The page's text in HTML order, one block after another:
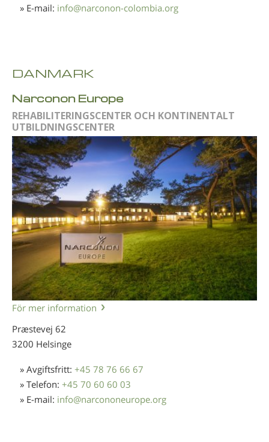
» E-mail: info@narconon-colombia.org
DANMARK
Narconon Europe
REHABILITERINGSCENTER OCH KONTINENTALT
UTBILDNINGSCENTER
För mer information
Præstevej 62
3200 Helsinge
» Avgiftsfritt: +45 78 76 66 67
» Telefon: +45 70 60 60 03
» E-mail: info@narcononeurope.org